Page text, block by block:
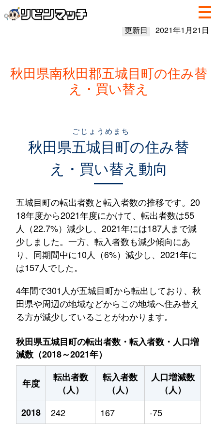
更新日 2021年1月21日
秋田県南秋田郡五城目町の住み替
え・買い替え
秋田県五城目町
ごじょうめまち
の住み替
え・買い替え動向
五城目町の転出者数と転入者数の推移です。20
18年度から2021年度にかけて、転出者数は55
人（22.7%）減少し、2021年には187人まで減
少しました。一方、転入者数も減少傾向にあ
り、同期間中に10人（6%）減少し、2021年に
は157人でした。
4年間で301人が五城目町から転出しており、秋
田県や周辺の地域などからこの地域へ住み替え
る方が減少していることがわかります。
秋田県五城目町の転出者数・転入者数・人口増
減数（2018～2021年）
年度
転出者数
（人）
転入者数
（人）
人口増減数
（人）
2018
242 167
-75